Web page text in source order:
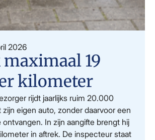
2026
19
kilometer
rijdt jaarlijks ruim 20.000
eigen auto, zonder daarvoor een
In zijn aangifte brengt hij
in aftrek. De inspecteur staat